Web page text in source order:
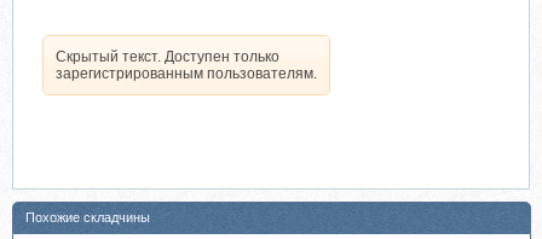
Скрытый текст. Доступен только
зарегистрированным пользователям.
Похожие складчины